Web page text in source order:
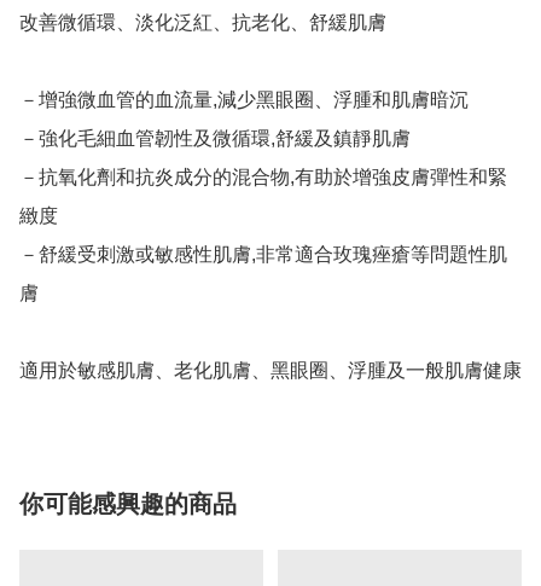
改善微循環、淡化泛紅、抗老化、舒緩肌膚
－增強微血管的血流量,減少黑眼圈、浮腫和肌膚暗沉
－強化毛細血管韌性及微循環,舒緩及鎮靜肌膚
－抗氧化劑和抗炎成分的混合物,有助於增強皮膚彈性和緊
緻度
－舒緩受刺激或敏感性肌膚,非常適合玫瑰痤瘡等問題性肌
膚
適用於敏感肌膚、老化肌膚、黑眼圈、浮腫及一般肌膚健康
你可能感興趣的商品